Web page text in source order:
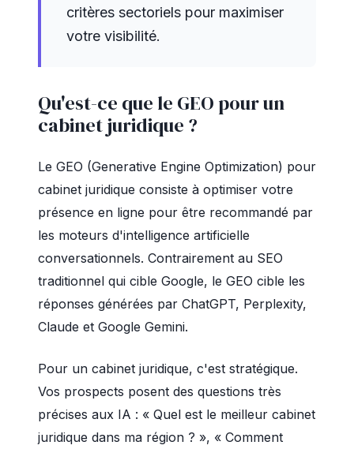
critères sectoriels pour maximiser
votre visibilité.
Qu'est-ce que le GEO pour un
cabinet juridique ?
Le GEO (Generative Engine Optimization) pour
cabinet juridique consiste à optimiser votre
présence en ligne pour être recommandé par
les moteurs d'intelligence artificielle
conversationnels. Contrairement au SEO
traditionnel qui cible Google, le GEO cible les
réponses générées par ChatGPT, Perplexity,
Claude et Google Gemini.
Pour un cabinet juridique, c'est stratégique.
Vos prospects posent des questions très
précises aux IA : « Quel est le meilleur cabinet
juridique dans ma région ? », « Comment